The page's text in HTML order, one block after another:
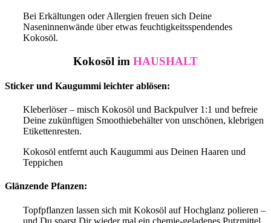
Bei Erkältungen oder Allergien freuen sich Deine
Naseninnenwände über etwas feuchtigkeitsspendendes
Kokosöl.
Kokosöl im HAUSHALT
Sticker und Kaugummi leichter ablösen:
Kleberlöser – misch Kokosöl und Backpulver 1:1 und befreie
Deine zukünftigen Smoothiebehälter von unschönen, klebrigen
Etikettenresten.
Kokosöl entfernt auch Kaugummi aus Deinen Haaren und
Teppichen
Glänzende Pfanzen:
Topfpflanzen lassen sich mit Kokosöl auf Hochglanz polieren –
und Du sparst Dir wieder mal ein chemie-geladenes Putzmittel.